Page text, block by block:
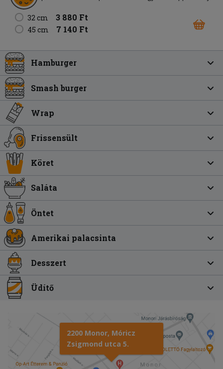
32 cm 3 880 Ft
45 cm 7 140 Ft
Hamburger
Smash burger
Wrap
Frissensült
Köret
Saláta
Öntet
Amerikai palacsinta
Desszert
Üdítő
2200 Monor, Móricz
Zsigmond utca 5.